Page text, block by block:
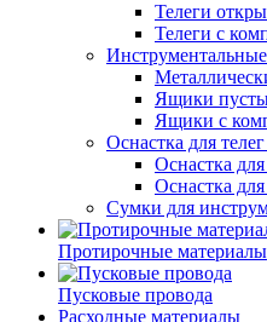
Телеги
Телеги с
Ящики
Ящики с
Оснастка для
Оснастка для
Оснастка для
Сумки для
Протирочные материалы
Пусковые провода
Расходные материалы